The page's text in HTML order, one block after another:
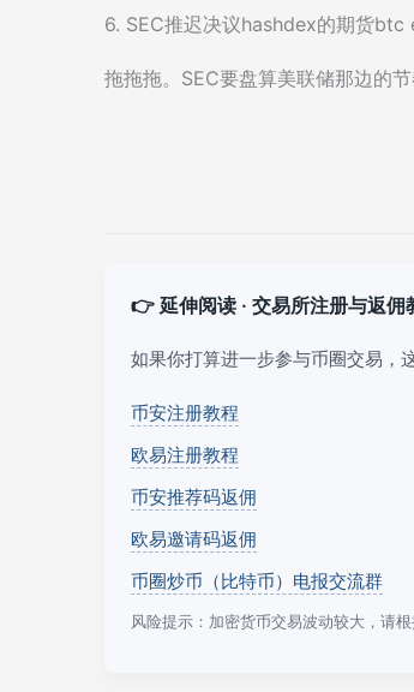
6. SEC推迟决议hashdex的期货btc
拖拖拖。SEC要盘算美联储那边的
👉 延伸阅读 · 交易所注册与返佣
如果你打算进一步参与币圈交易，
币安注册教程
欧易注册教程
币安推荐码返佣
欧易邀请码返佣
币圈炒币（比特币）电报交流群
风险提示：加密货币交易波动较大，请